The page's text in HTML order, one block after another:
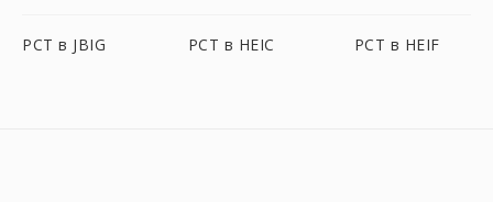
PCT в JBIG PCT в HEIC PCT в HEIF